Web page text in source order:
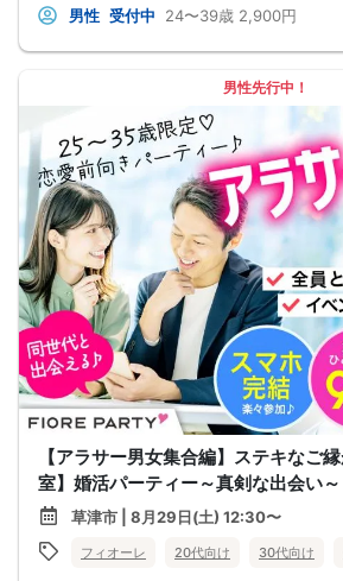
男性 受付中 24〜39歳 2,900円
男性先行中！
【アラサー男女集合編】ステキなご
室】婚活パーティー～真剣な出会い～
草津市 | 8月29日(土) 12:30〜
フィオーレ 20代向け 30代向け